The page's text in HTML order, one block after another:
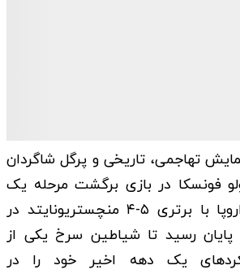
تهاجمی، تاریخی و پرگل شاگردان
فونسکا در بازی برگشت مرحله یک
چهارم نهایی لیگ اروپا با برتری ۵-۴ منچستریونایتد در
رسید تا شیاطین سرخ یکی از
یک دهه اخیر خود را در